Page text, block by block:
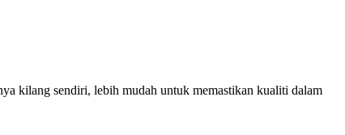
kilang sendiri, lebih mudah untuk memastikan kualiti dalam